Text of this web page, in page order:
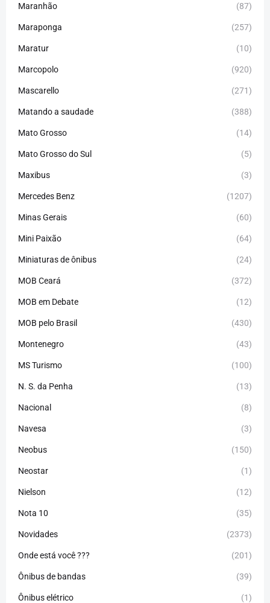
Maranhão (87)
Maraponga (257)
Maratur (10)
Marcopolo (920)
Mascarello (271)
Matando a saudade (388)
Mato Grosso (14)
Mato Grosso do Sul (5)
Maxibus (3)
Mercedes Benz (1207)
Minas Gerais (60)
Mini Paixão (64)
Miniaturas de ônibus (24)
MOB Ceará (372)
MOB em Debate (12)
MOB pelo Brasil (430)
Montenegro (43)
MS Turismo (100)
N. S. da Penha (13)
Nacional (8)
Navesa (3)
Neobus (150)
Neostar (1)
Nielson (12)
Nota 10 (35)
Novidades (2373)
Onde está você ??? (201)
Ônibus de bandas (39)
Ônibus elétrico (1)